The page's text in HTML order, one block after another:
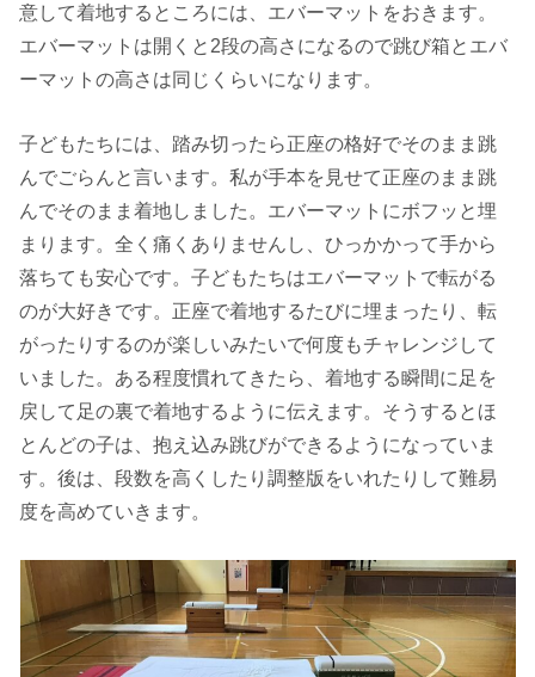
意して着地するところには、エバーマットをおきます。
エバーマットは開くと2段の高さになるので跳び箱とエバ
ーマットの高さは同じくらいになります。
子どもたちには、踏み切ったら正座の格好でそのまま跳
んでごらんと言います。私が手本を見せて正座のまま跳
んでそのまま着地しました。エバーマットにボフッと埋
まります。全く痛くありませんし、ひっかかって手から
落ちても安心です。子どもたちはエバーマットで転がる
のが大好きです。正座で着地するたびに埋まったり、転
がったりするのが楽しいみたいで何度もチャレンジして
いました。ある程度慣れてきたら、着地する瞬間に足を
戻して足の裏で着地するように伝えます。そうするとほ
とんどの子は、抱え込み跳びができるようになっていま
す。後は、段数を高くしたり調整版をいれたりして難易
度を高めていきます。